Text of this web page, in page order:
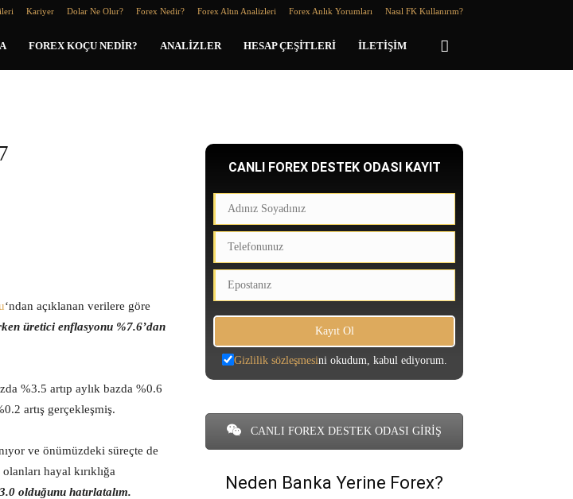
Kariyer Dolar Ne Olur? Forex Nedir? Forex Altın Analizleri Forex Anlık Yorumları Nasıl FK Kullanırım?
FOREX KOÇU NEDIR? ANALIZLER HESAP ÇEŞITLERI İLETIŞIM
‘ndan açıklanan verilere göre
üretici enflasyonu %7.6’dan
%3.5 artıp aylık bazda %0.6
artış gerçekleşmiş.
ve önümüzdeki süreçte de
hayal kırıklığa
olduğunu hatırlatalım.
CANLI FOREX DESTEK ODASI KAYIT
Gizlilik sözleşmesini okudum, kabul ediyorum.
CANLI FOREX DESTEK ODASI GİRİŞ
Neden Banka Yerine Forex?